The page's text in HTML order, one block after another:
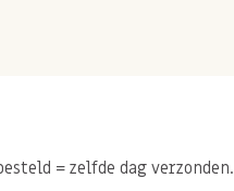
= zelfde dag verzonden.